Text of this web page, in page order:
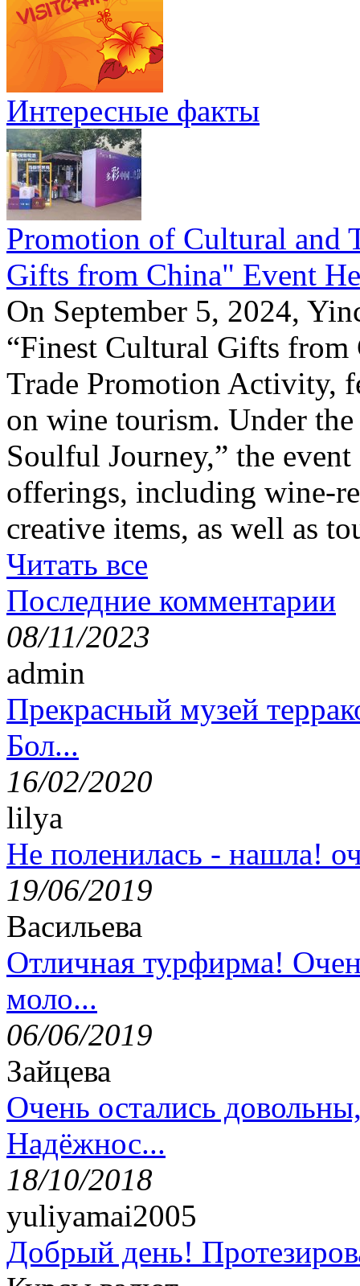
Интересные факты
Promotion of Cultural and
Gifts from China" Event
On September 5, 2024,
“Finest Cultural Gifts from
Trade Promotion Activity,
on wine tourism. Under
Soulful Journey,” the
offerings, including wine-
creative items, as well as
Читать все
Последние комментарии
08/11/2023
admin
Прекрасный музей
Бол...
16/02/2020
lilya
Не поленилась - нашла!
19/06/2019
Васильева
Отличная турфирма!
моло...
06/06/2019
Зайцева
Очень остались
Надёжнос...
18/10/2018
yuliyamai2005
Добрый день!